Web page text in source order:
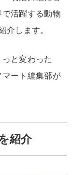
活躍する動物
介します。
と変わった
マート編集部が
紹介